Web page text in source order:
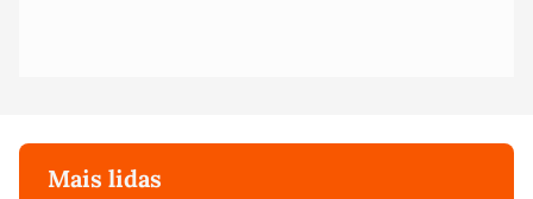
Mais lidas